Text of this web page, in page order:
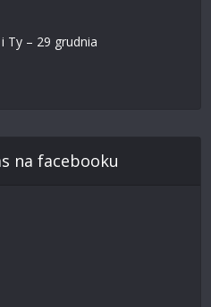
Ty – 29 grudnia
na facebooku